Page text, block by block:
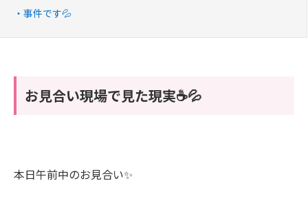
事件です💦
お見合い現場で見た現実☕💦
本日午前中のお見合い✨